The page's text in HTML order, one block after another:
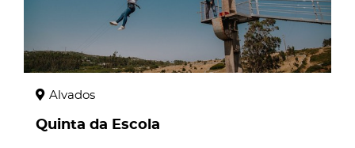
Alvados
Quinta da Escola